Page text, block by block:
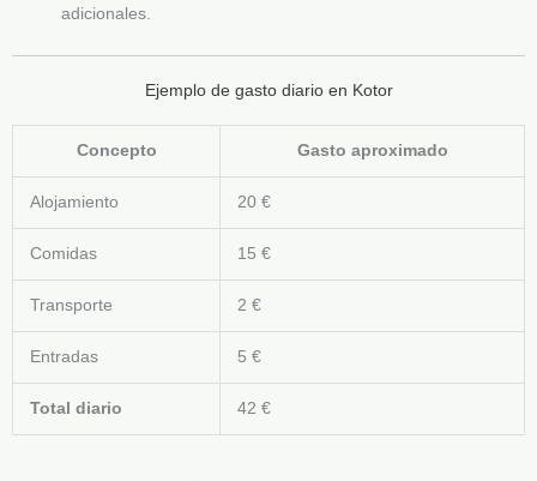
adicionales.
Ejemplo de gasto diario en Kotor
Concepto Gasto aproximado
Alojamiento 20 €
Comidas 15 €
Transporte 2 €
Entradas 5 €
Total diario 42 €